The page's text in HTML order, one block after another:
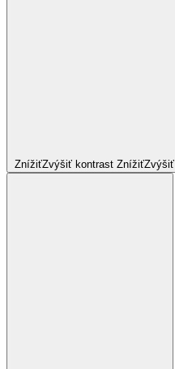
ZnížiťZvýšiť kontrast ZnížiťZvýšiť